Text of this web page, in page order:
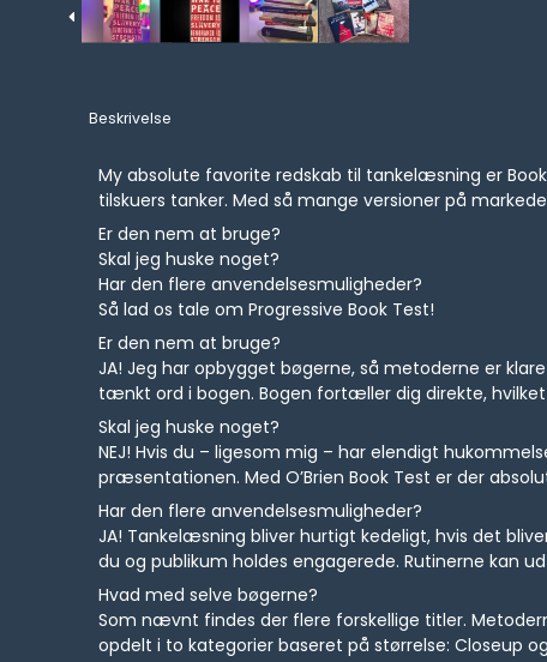
Beskrivelse
My absolute favorite redskab til tankelæsning er
tilskuers tanker. Med så mange versioner på
Er den nem at bruge?
Skal jeg huske noget?
Har den flere anvendelsesmuligheder?
Så lad os tale om Progressive Book Test!
Er den nem at bruge?
JA! Jeg har opbygget bøgerne, så metoderne er
tænkt ord i bogen. Bogen fortæller dig direkte,
Skal jeg huske noget?
NEJ! Hvis du – ligesom mig – har elendigt
præsentationen. Med O’Brien Book Test er der
Har den flere anvendelsesmuligheder?
JA! Tankelæsning bliver hurtigt kedeligt, hvis det
du og publikum holdes engagerede. Rutinerne kan
Hvad med selve bøgerne?
Som nævnt findes der flere forskellige titler.
opdelt i to kategorier baseret på størrelse: Closeup